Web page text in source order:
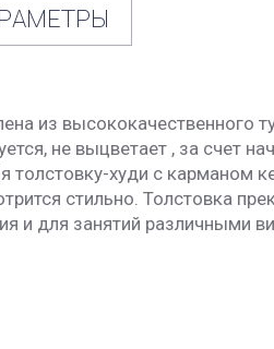
из высококачественного
не выцветает , за счет
толстовку-худи с карманом
стильно. Толстовка
и для занятий